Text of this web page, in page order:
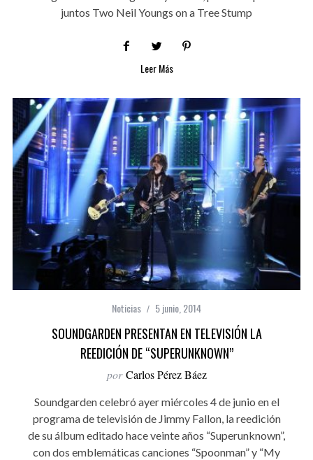
juntos Two Neil Youngs on a Tree Stump
Leer Más
Noticias 5 junio, 2014
SOUNDGARDEN PRESENTAN EN TELEVISIÓN LA
REEDICIÓN DE “SUPERUNKNOWN”
por Carlos Pérez Báez
Soundgarden celebró ayer miércoles 4 de junio en el
programa de televisión de Jimmy Fallon, la reedición
de su álbum editado hace veinte años “Superunknown”,
con dos emblemáticas canciones “Spoonman” y “My